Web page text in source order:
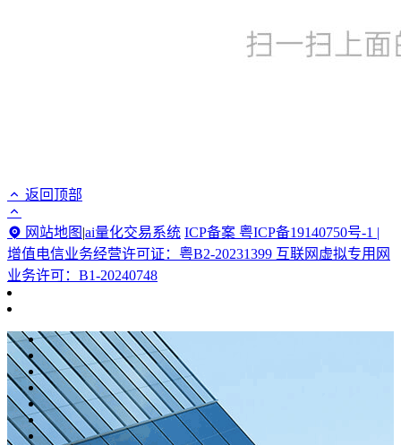
返回顶部
网站地图 |ai量化交易系统 ICP备案 粤ICP备19140750号-1 |
增值电信业务经营许可证：粤B2-20231399 互联网虚拟专用网
业务许可：B1-20240748